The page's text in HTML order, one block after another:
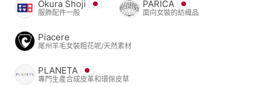
Okura Shoji
服飾配件一般
PARICA
面向女裝的紡織品
Piacere
尾州羊毛女裝粗花呢/天然素材
PLANETA
專門生產合成皮革和環保皮草